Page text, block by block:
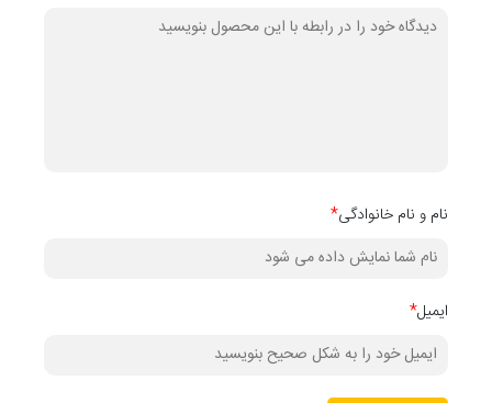
نام و نام خانوادگی*
ایمیل*